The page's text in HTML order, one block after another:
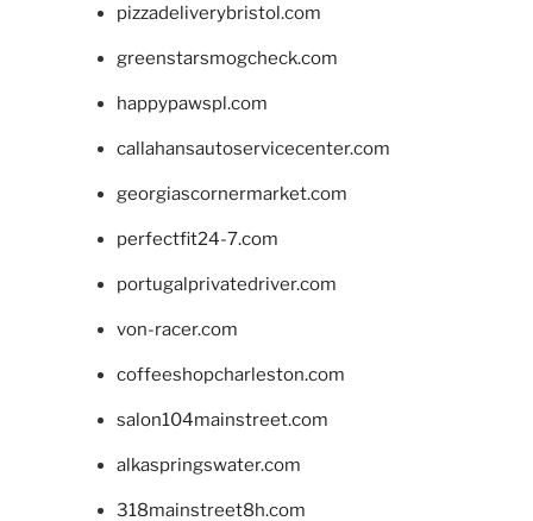
pizzadeliverybristol.com
greenstarsmogcheck.com
happypawspl.com
callahansautoservicecenter.com
georgiascornermarket.com
perfectfit24-7.com
portugalprivatedriver.com
von-racer.com
coffeeshopcharleston.com
salon104mainstreet.com
alkaspringswater.com
318mainstreet8h.com